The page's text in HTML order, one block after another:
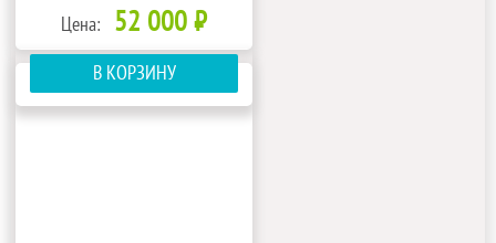
Цена: 52 000 ₽
В КОРЗИНУ